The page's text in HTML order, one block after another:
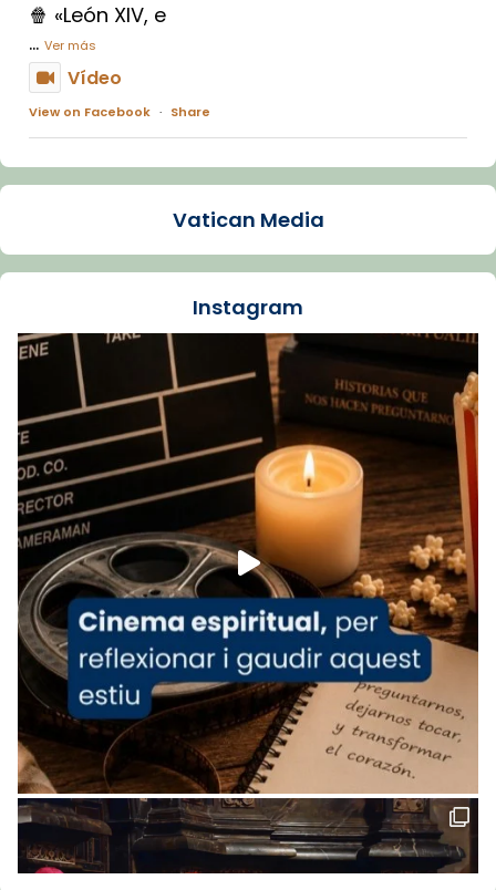
🍿 «León XIV, e
... Ver más
Vídeo
View on Facebook · Share
Arquebisbat de Barcelona
La Carmina va patir depressió. Fa gairebé
dos mesos, a l'Estadi Lluís Companys, la
Recupera l'entrevista comp
Vatican
tican News 👇
www.vaticannews.va/es/iglesia/news/2026-
07/carmina-historia-depresion-papa-viaje-
espana-testimoni...
Foto
View on Facebook · Share
Arquebisbat de Barcelona
2 weeks ago
«Avui les santes Juliana i Semproniana ens
ajuden a alçar la mirada»
Mons. Sergi Gordo, bisbe de Tortosa, ha
presidit aquest 27 de juliol la missa de Les
Santes de Mataró.
🔗tinyurl.com/cvu5jmbk
📸 J. Merino
Vatican Media
Instagram